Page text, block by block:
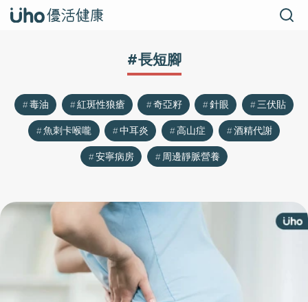
#長短腳
毒油 紅斑性狼瘡 奇亞籽 針眼
三伏貼
魚刺卡喉嚨
中耳炎 高山症
酒精代謝
安寧病房
周邊靜脈營養